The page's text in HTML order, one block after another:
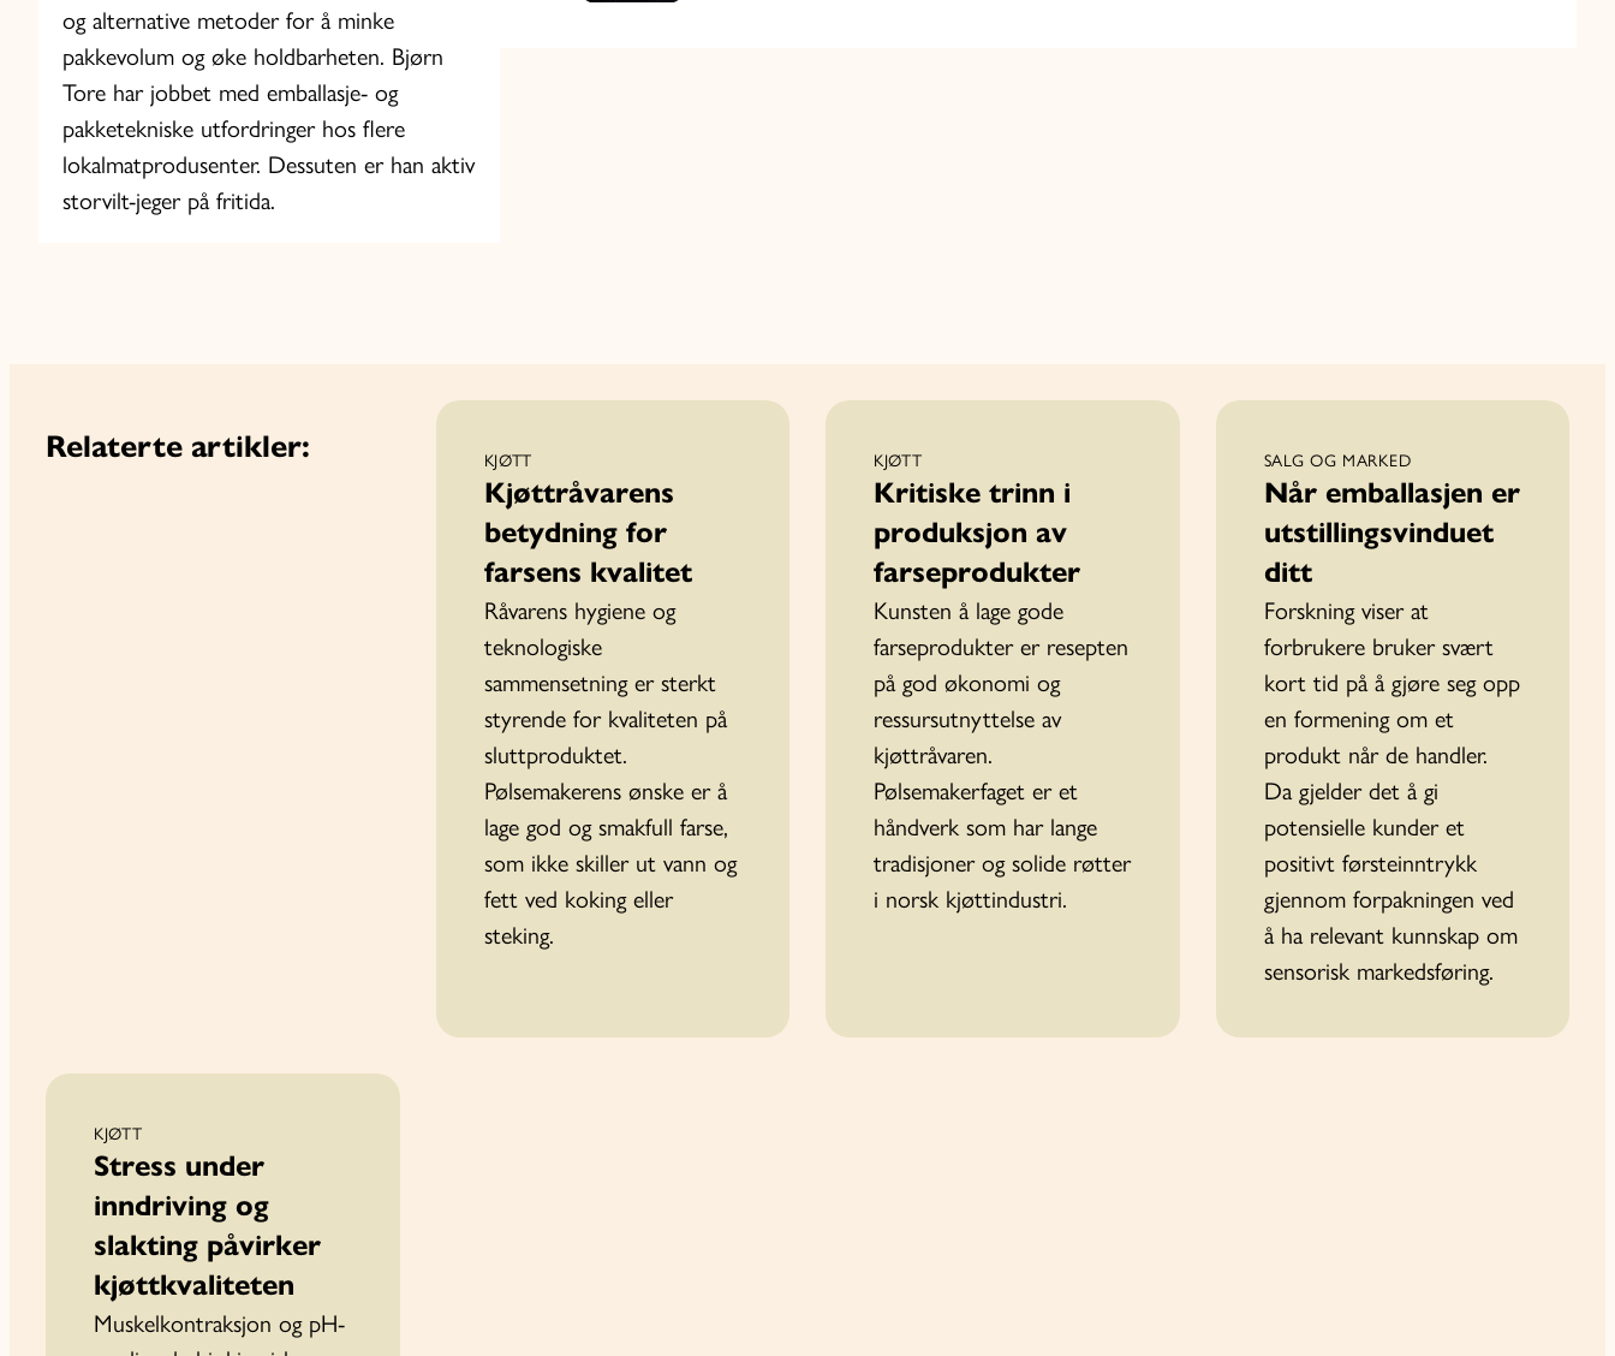
og alternative metoder for å minke
pakkevolum og øke holdbarheten. Bjørn
Tore har jobbet med emballasje- og
pakketekniske utfordringer hos flere
lokalmatprodusenter. Dessuten er han aktiv
storvilt-jeger på fritida.
Relaterte artikler: KJØTT
Kjøttråvarens
betydning for
farsens kvalitet
Råvarens hygiene og
teknologiske
sammensetning er sterkt
styrende for kvaliteten på
sluttproduktet.
Pølsemakerens ønske er å
lage god og smakfull farse,
som ikke skiller ut vann og
fett ved koking eller
steking.
KJØTT
Kritiske trinn i
produksjon av
farseprodukter
Kunsten å lage gode
farseprodukter er resepten
på god økonomi og
ressursutnyttelse av
kjøttråvaren.
Pølsemakerfaget er et
håndverk som har lange
tradisjoner og solide røtter
i norsk kjøttindustri.
SALG OG MARKED
Når emballasjen er
utstillingsvinduet
ditt
Forskning viser at
forbrukere bruker svært
kort tid på å gjøre seg opp
en formening om et
produkt når de handler.
Da gjelder det å gi
potensielle kunder et
positivt førsteinn­trykk
gjennom forpakningen ved
å ha relevant kunnskap om
sensorisk markedsføring.
KJØTT
Stress under
inndriving og
slakting påvirker
kjøttkvaliteten
Muskelkontraksjon og pH-